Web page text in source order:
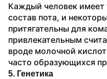
Каждый человек имеет
состав пота, и
притягательны для
привлекательным
вроде молочной
часто образующихся
5. Генетика